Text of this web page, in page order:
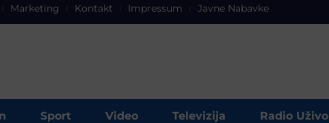
Marketing Kontakt Impressum Javne Nabavke
Sport Video Televizija Radio Uživo